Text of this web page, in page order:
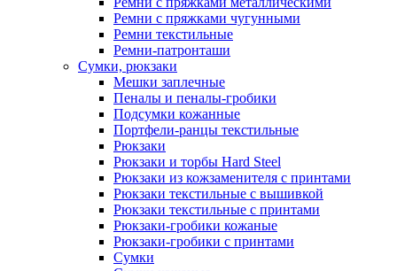
Ремни с пряжками чугунными
Ремни текстильные
Ремни-патронташи
Сумки, рюкзаки
Мешки заплечные
Пеналы и пеналы-гробики
Подсумки кожанные
Портфели-ранцы текстильные
Рюкзаки
Рюкзаки и торбы Hard Steel
Рюкзаки из кожзаменителя с принтами
Рюкзаки текстильные с вышивкой
Рюкзаки текстильные с принтами
Рюкзаки-гробики кожаные
Рюкзаки-гробики с принтами
Сумки